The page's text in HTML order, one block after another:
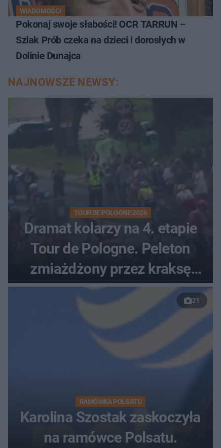
WIADOMOŚCI
Pokonaj swoje słabości! OCR TARRUN –
Szlak Prób czeka na dzieci i dorosłych w
Dolinie Dunajca
NAJNOWSZE NEWSY:
TOUR DE POLOGNE 2026
Dramat kolarzy na 4. etapie
Tour de Pologne. Peleton
zmiażdżony przez kraksę
przed Karpaczem
21
RAMÓWKA POLSATU
Karolina Szostak zaskoczyła
na ramówce Polsatu.